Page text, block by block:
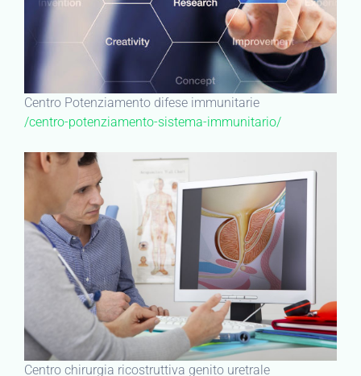
Centro Potenziamento difese immunitarie
/centro-potenziamento-sistema-immunitario/
Centro chirurgia ricostruttiva genito uretrale